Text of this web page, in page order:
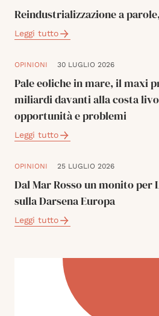
Reindustrializzazione a
Leggi tutto
OPINIONI 30 LUGLIO 2026
Pale eoliche in mare, il maxi
miliardi davanti alla costa
opportunità e problemi
Leggi tutto
OPINIONI 25 LUGLIO 2026
Dal Mar Rosso un monito
sulla Darsena Europa
Leggi tutto